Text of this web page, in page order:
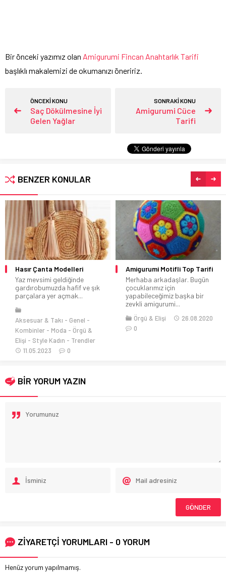
Bir önceki yazımız olan Amigurumi Fincan Anahtarlık Tarifi
başlıklı makalemizi de okumanızı öneririz.
ÖNCEKİ KONU
Saç Dökülmesine İyi
Gelen Yağlar
SONRAKİ KONU
Amigurumi Cüce
Tarifi
BENZER KONULAR
Hasır Çanta Modelleri
Yaz mevsimi geldiğinde
gardırobumuzda hafif ve şık
parçalara yer açmak...
Aksesuar & Takı
Genel
Kombinler
Moda
Örgü &
Elişi
Style Kadın
Trendler
11.05.2023
0
Amigurumi Motifli Top Tarifi
Merhaba arkadaşlar. Bugün
çocuklarımız için
yapabileceğimiz başka bir
zevkli amigurumi...
Örgü & Elişi
26.08.2020
0
BİR YORUM YAZIN
ZİYARETÇİ YORUMLARI - 0 YORUM
Henüz yorum yapılmamış.